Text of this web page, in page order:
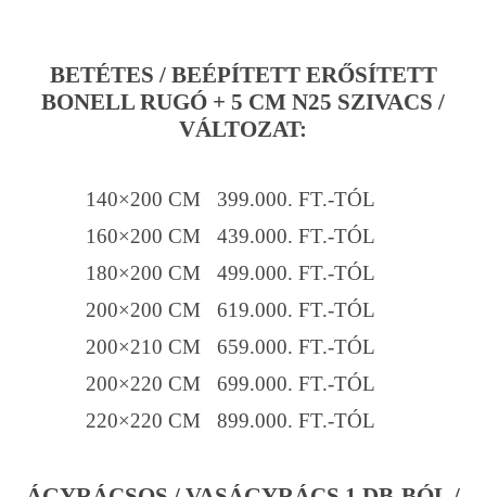
BETÉTES / BEÉPÍTETT ERŐSÍTETT
BONELL RUGÓ + 5 CM N25 SZIVACS /
VÁLTOZAT:
140×200 CM 399.000. FT.-TÓL
160×200 CM 439.000. FT.-TÓL
180×200 CM 499.000. FT.-TÓL
200×200 CM 619.000. FT.-TÓL
200×210 CM 659.000. FT.-TÓL
200×220 CM 699.000. FT.-TÓL
220×220 CM 899.000. FT.-TÓL